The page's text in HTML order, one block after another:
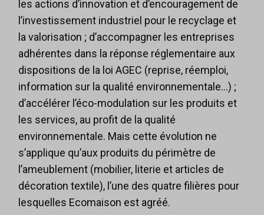
les actions d’innovation et d’encouragement de
l’investissement industriel pour le recyclage et
la valorisation ; d’accompagner les entreprises
adhérentes dans la réponse réglementaire aux
dispositions de la loi AGEC (reprise, réemploi,
information sur la qualité environnementale…) ;
d’accélérer l’éco-modulation sur les produits et
les services, au profit de la qualité
environnementale. Mais cette évolution ne
s’applique qu’aux produits du périmètre de
l’ameublement (mobilier, literie et articles de
décoration textile), l’une des quatre filières pour
lesquelles Ecomaison est agréé.